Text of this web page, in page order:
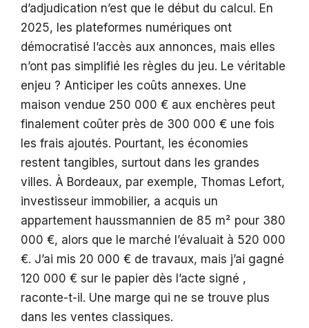
d’adjudication n’est que le début du calcul. En
2025, les plateformes numériques ont
démocratisé l’accès aux annonces, mais elles
n’ont pas simplifié les règles du jeu. Le véritable
enjeu ? Anticiper les coûts annexes. Une
maison vendue 250 000 € aux enchères peut
finalement coûter près de 300 000 € une fois
les frais ajoutés. Pourtant, les économies
restent tangibles, surtout dans les grandes
villes. À Bordeaux, par exemple, Thomas Lefort,
investisseur immobilier, a acquis un
appartement haussmannien de 85 m² pour 380
000 €, alors que le marché l’évaluait à 520 000
€. J’ai mis 20 000 € de travaux, mais j’ai gagné
120 000 € sur le papier dès l’acte signé ,
raconte-t-il. Une marge qui ne se trouve plus
dans les ventes classiques.